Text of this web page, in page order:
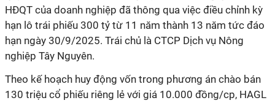
HĐQT của doanh nghiệp đã thông qua việc điều chỉnh kỳ
hạn lô trái phiếu 300 tỷ từ 11 năm thành 13 năm tức đáo
hạn ngày 30/9/2025. Trái chủ là CTCP Dịch vụ Nông
nghiệp Tây Nguyên.
Theo kế hoạch huy động vốn trong phương án chào bán
130 triệu cổ phiếu riêng lẻ với giá 10.000 đồng/cp, HAGL